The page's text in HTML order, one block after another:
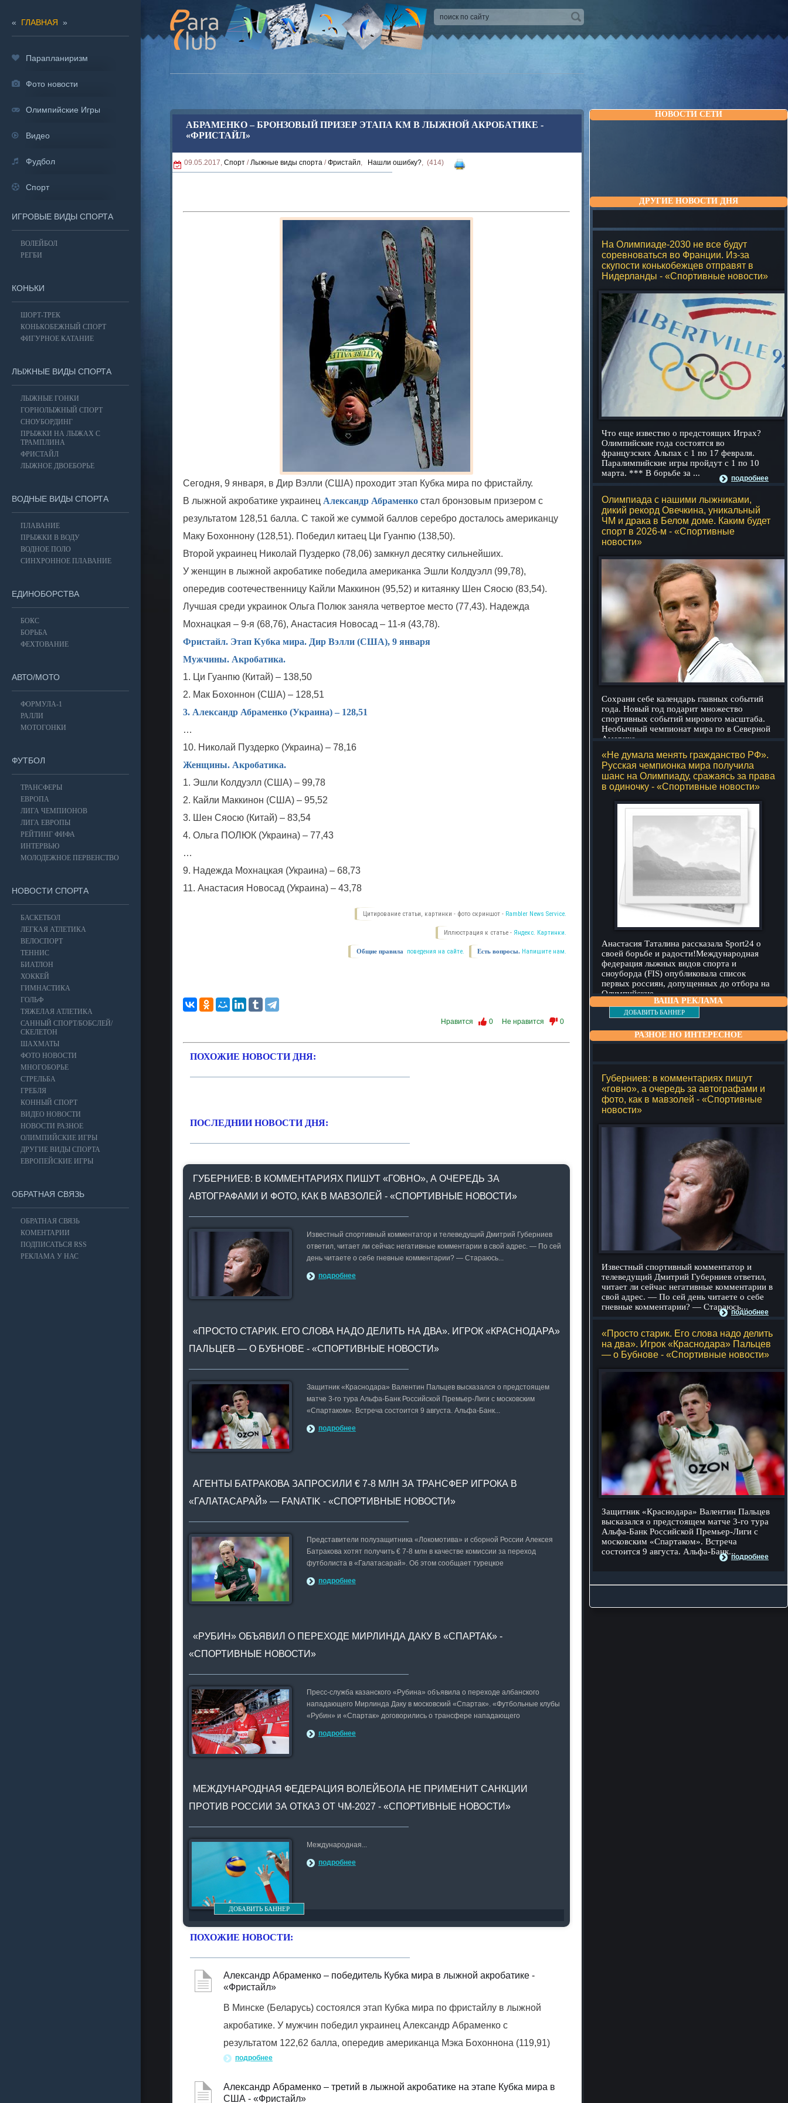
НОВОСТИ СЕТИ
ДРУГИЕ НОВОСТИ ДНЯ
На Олимпиаде-2030 не все будут
соревноваться во Франции. Из-за
скупости конькобежцев отправят в
Нидерланды - «Спортивные новости»
Что еще известно о предстоящих Играх?
Олимпийские года состоятся во
французских Альпах с 1 по 17 февраля.
Паралимпийские игры пройдут с 1 по 10
марта. *** В борьбе за ...
подробнее
Олимпиада с нашими лыжниками,
дикий рекорд Овечкина, уникальный
ЧМ и драка в Белом доме. Каким будет
спорт в 2026-м - «Спортивные
новости»
Сохрани себе календарь главных событий
года. Новый год подарит множество
спортивных событий мирового масштаба.
Необычный чемпионат мира по в Северной
Америке, ...
«Не думала менять гражданство РФ».
Русская чемпионка мира получила
шанс на Олимпиаду, сражаясь за права
в одиночку - «Спортивные новости»
Анастасия Таталина рассказала Sport24 о
своей борьбе и радости!Международная
федерация лыжных видов спорта и
сноуборда (FIS) опубликовала список
первых россиян, допущенных до отбора на
Олимпийские
подробнее
ВАША РЕКЛАМА
ДОБАВИТЬ БАННЕР
РАЗНОЕ НО ИНТЕРЕСНОЕ
Губерниев: в комментариях пишут
«говно», а очередь за автографами и
фото, как в мавзолей - «Спортивные
новости»
Известный спортивный комментатор и
телеведущий Дмитрий Губерниев ответил,
читает ли сейчас негативные комментарии в
свой адрес. — По сей день читаете о себе
гневные комментарии? — Стараюсь...
подробнее
«Просто старик. Его слова надо делить
на два». Игрок «Краснодара» Пальцев
— о Бубнове - «Спортивные новости»
Защитник «Краснодара» Валентин Пальцев
высказался о предстоящем матче 3-го тура
Альфа-Банк Российской Премьер-Лиги с
московским «Спартаком». Встреча
состоится 9 августа. Альфа-Банк...
подробнее
АБРАМЕНКО – БРОНЗОВЫЙ ПРИЗЕР ЭТАПА КМ В ЛЫЖНОЙ АКРОБАТИКЕ -
«ФРИСТАЙЛ»
09.05.2017, Спорт /Лыжные виды спорта /Фристайл, Нашли ошибку?, (414)
Сегодня, 9 января, в Дир Вэлли (США) проходит этап Кубка мира по фристайлу.
В лыжной акробатике украинец Александр Абраменко стал бронзовым призером с
результатом 128,51 балла. С такой же суммой баллов серебро досталось американцу
Маку Бохоннону (128,51). Победил китаец Ци Гуанпю (138,50).
Второй украинец Николай Пуздерко (78,06) замкнул десятку сильнейших.
У женщин в лыжной акробатике победила американка Эшли Колдуэлл (99,78),
опередив соотечественницу Кайли Маккинон (95,52) и китаянку Шен Сяосю (83,54).
Лучшая среди украинок Ольга Полюк заняла четвертое место (77,43). Надежда
Мохнацкая – 9-я (68,76), Анастасия Новосад – 11-я (43,78).
Фристайл. Этап Кубка мира. Дир Вэлли (США), 9 января
Мужчины. Акробатика.
1. Ци Гуанпю (Китай) – 138,50
2. Мак Бохоннон (США) – 128,51
3. Александр Абраменко (Украина) – 128,51
…
10. Николай Пуздерко (Украина) – 78,16
Женщины. Акробатика.
1. Эшли Колдуэлл (США) – 99,78
2. Кайли Маккинон (США) – 95,52
3. Шен Сяосю (Китай) – 83,54
4. Ольга ПОЛЮК (Украина) – 77,43
…
9. Надежда Мохнацкая (Украина) – 68,73
11. Анастасия Новосад (Украина) – 43,78
Цитирование статьи, картинки - фото скриншот - Rambler News Service.
Иллюстрация к статье - Яндекс. Картинки.
Есть вопросы. Напишите нам.
Общие правила поведения на сайте.
Нравится 0 Не нравится 0
ПОХОЖИЕ НОВОСТИ ДНЯ:
ПОСЛЕДНИИ НОВОСТИ ДНЯ:
ГУБЕРНИЕВ: В КОММЕНТАРИЯХ ПИШУТ «ГОВНО», А ОЧЕРЕДЬ ЗА
АВТОГРАФАМИ И ФОТО, КАК В МАВЗОЛЕЙ - «СПОРТИВНЫЕ НОВОСТИ»
Известный спортивный комментатор и телеведущий Дмитрий Губерниев
ответил, читает ли сейчас негативные комментарии в свой адрес. — По сей
день читаете о себе гневные комментарии? — Стараюсь...
подробнее
«ПРОСТО СТАРИК. ЕГО СЛОВА НАДО ДЕЛИТЬ НА ДВА». ИГРОК «КРАСНОДАРА»
ПАЛЬЦЕВ — О БУБНОВЕ - «СПОРТИВНЫЕ НОВОСТИ»
Защитник «Краснодара» Валентин Пальцев высказался о предстоящем
матче 3-го тура Альфа-Банк Российской Премьер-Лиги с московским
«Спартаком». Встреча состоится 9 августа. Альфа-Банк...
подробнее
АГЕНТЫ БАТРАКОВА ЗАПРОСИЛИ € 7-8 МЛН ЗА ТРАНСФЕР ИГРОКА В
«ГАЛАТАСАРАЙ» — FANATIK - «СПОРТИВНЫЕ НОВОСТИ»
Представители полузащитника «Локомотива» и сборной России Алексея
Батракова хотят получить € 7-8 млн в качестве комиссии за переход
футболиста в «Галатасарай». Об этом сообщает турецкое
подробнее
«РУБИН» ОБЪЯВИЛ О ПЕРЕХОДЕ МИРЛИНДА ДАКУ В «СПАРТАК» -
«СПОРТИВНЫЕ НОВОСТИ»
Пресс-служба казанского «Рубина» объявила о переходе албанского
нападающего Мирлинда Даку в московский «Спартак». «Футбольные клубы
«Рубин» и «Спартак» договорились о трансфере нападающего
подробнее
МЕЖДУНАРОДНАЯ ФЕДЕРАЦИЯ ВОЛЕЙБОЛА НЕ ПРИМЕНИТ САНКЦИИ
ПРОТИВ РОССИИ ЗА ОТКАЗ ОТ ЧМ-2027 - «СПОРТИВНЫЕ НОВОСТИ»
Международная...
подробнее
ДОБАВИТЬ БАННЕР
ПОХОЖИЕ НОВОСТИ:
Александр Абраменко – победитель Кубка мира в лыжной акробатике -
«Фристайл»
В Минске (Беларусь) состоялся этап Кубка мира по фристайлу в лыжной
акробатике. У мужчин победил украинец Александр Абраменко с
результатом 122,62 балла, опередив американца Мэка Бохоннона (119,91)
подробнее
Александр Абраменко – третий в лыжной акробатике на этапе Кубка мира в
США - «Фристайл»
« ГЛАВНАЯ »
Парапланиризм
Фото новости
Олимпийские Игры
Видео
Фудбол
Спорт
ИГРОВЫЕ ВИДЫ СПОРТА
ВОЛЕЙБОЛ
РЕГБИ
КОНЬКИ
ШОРТ-ТРЕК
КОНЬКОБЕЖНЫЙ СПОРТ
ФИГУРНОЕ КАТАНИЕ
ЛЫЖНЫЕ ВИДЫ СПОРТА
ЛЫЖНЫЕ ГОНКИ
ГОРНОЛЫЖНЫЙ СПОРТ
СНОУБОРДИНГ
ПРЫЖКИ НА ЛЫЖАХ С
ТРАМПЛИНА
ФРИСТАЙЛ
ЛЫЖНОЕ ДВОЕБОРЬЕ
ВОДНЫЕ ВИДЫ СПОРТА
ПЛАВАНИЕ
ПРЫЖКИ В ВОДУ
ВОДНОЕ ПОЛО
СИНХРОННОЕ ПЛАВАНИЕ
ЕДИНОБОРСТВА
БОКС
БОРЬБА
ФЕХТОВАНИЕ
АВТО/МОТО
ФОРМУЛА-1
РАЛЛИ
МОТОГОНКИ
ФУТБОЛ
ТРАНСФЕРЫ
ЕВРОПА
ЛИГА ЧЕМПИОНОВ
ЛИГА ЕВРОПЫ
РЕЙТИНГ ФИФА
ИНТЕРВЬЮ
МОЛОДЕЖНОЕ ПЕРВЕНСТВО
НОВОСТИ СПОРТА
БАСКЕТБОЛ
ЛЕГКАЯ АТЛЕТИКА
ВЕЛОСПОРТ
ТЕННИС
БИАТЛОН
ХОККЕЙ
ГИМНАСТИКА
ГОЛЬФ
ТЯЖЕЛАЯ АТЛЕТИКА
САННЫЙ СПОРТ/БОБСЛЕЙ/
СКЕЛЕТОН
ШАХМАТЫ
ФОТО НОВОСТИ
МНОГОБОРЬЕ
СТРЕЛЬБА
ГРЕБЛЯ
КОННЫЙ СПОРТ
ВИДЕО НОВОСТИ
НОВОСТИ РАЗНОЕ
ОЛИМПИЙСКИЕ ИГРЫ
ДРУГИЕ ВИДЫ СПОРТА
ЕВРОПЕЙСКИЕ ИГРЫ
ОБРАТНАЯ СВЯЗЬ
ОБРАТНАЯ СВЯЗЬ
КОМЕНТАРИИ
ПОДПИСАТЬСЯ RSS
РЕКЛАМА У НАС